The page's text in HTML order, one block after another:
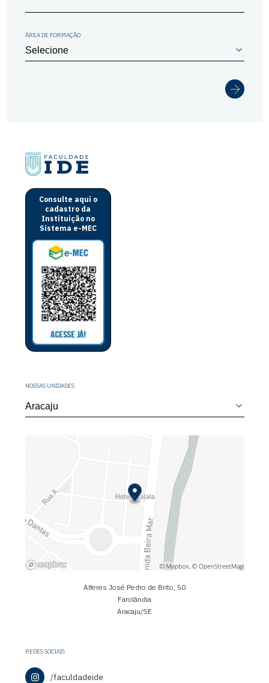
ÁREA DE FORMAÇÃO
Consulte aqui o
cadastro da
Instituição no
Sistema e-MEC
NOSSAS UNIDADES
Alferes José Pedro de Brito, 50
Farolândia
Aracaju/SE
REDES SOCIAIS
/faculdadeide